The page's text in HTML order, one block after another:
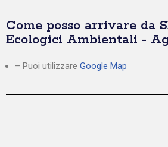
Come posso arrivare da
Ecologici Ambientali -
– Puoi utilizzare Google Map